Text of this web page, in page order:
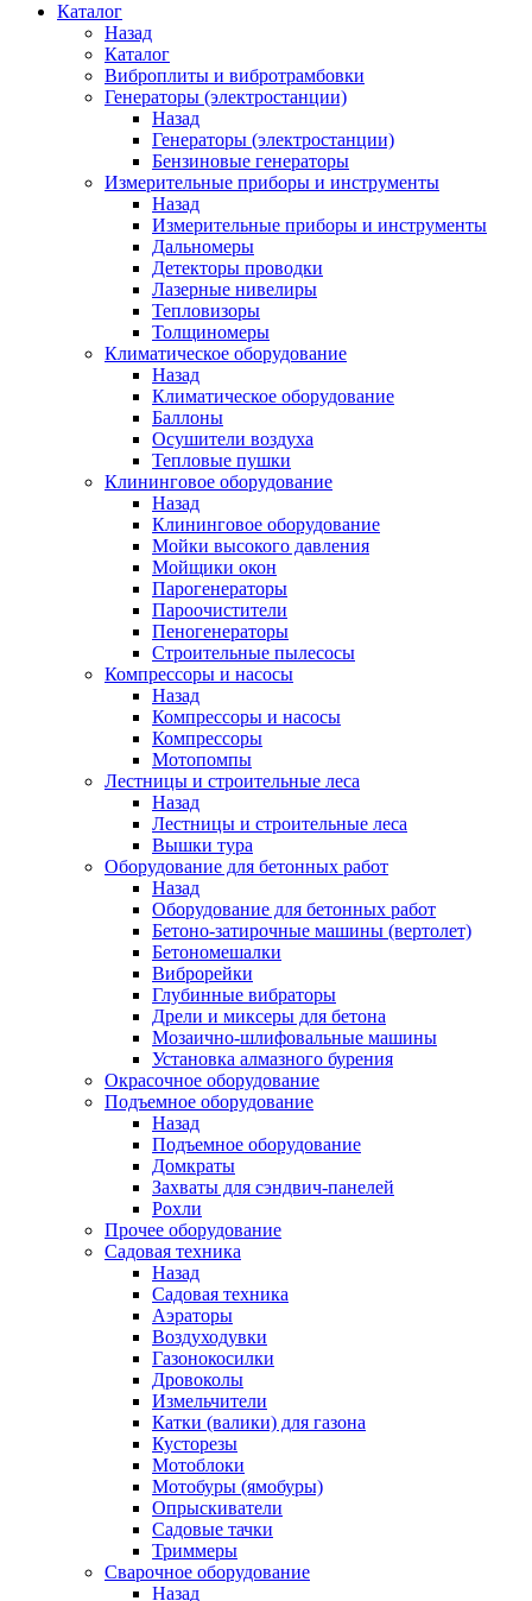
Каталог
Назад
Каталог
Виброплиты и вибротрамбовки
Генераторы (электростанции)
Назад
Генераторы (электростанции)
Бензиновые генераторы
Измерительные приборы и инструменты
Назад
Измерительные приборы и инструменты
Дальномеры
Детекторы проводки
Лазерные нивелиры
Тепловизоры
Толщиномеры
Климатическое оборудование
Назад
Климатическое оборудование
Баллоны
Осушители воздуха
Тепловые пушки
Клининговое оборудование
Назад
Клининговое оборудование
Мойки высокого давления
Мойщики окон
Парогенераторы
Пароочистители
Пеногенераторы
Строительные пылесосы
Компрессоры и насосы
Назад
Компрессоры и насосы
Компрессоры
Мотопомпы
Лестницы и строительные леса
Назад
Лестницы и строительные леса
Вышки тура
Оборудование для бетонных работ
Назад
Оборудование для бетонных работ
Бетоно-затирочные машины (вертолет)
Бетономешалки
Виброрейки
Глубинные вибраторы
Дрели и миксеры для бетона
Мозаично-шлифовальные машины
Установка алмазного бурения
Окрасочное оборудование
Подъемное оборудование
Назад
Подъемное оборудование
Домкраты
Захваты для сэндвич-панелей
Рохли
Прочее оборудование
Садовая техника
Назад
Садовая техника
Аэраторы
Воздуходувки
Газонокосилки
Дровоколы
Измельчители
Катки (валики) для газона
Кусторезы
Мотоблоки
Мотобуры (ямобуры)
Опрыскиватели
Садовые тачки
Триммеры
Сварочное оборудование
Назад